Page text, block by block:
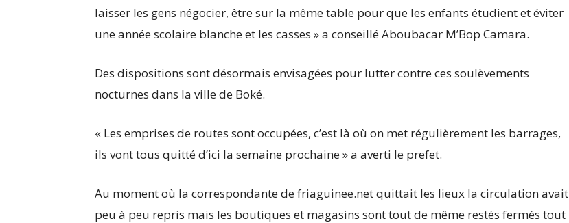
laisser les gens négocier, être sur la même table pour que les enfants étudient et éviter
une année scolaire blanche et les casses » a conseillé Aboubacar M’Bop Camara.
Des dispositions sont désormais envisagées pour lutter contre ces soulèvements
nocturnes dans la ville de Boké.
« Les emprises de routes sont occupées, c’est là où on met régulièrement les barrages,
ils vont tous quitté d’ici la semaine prochaine » a averti le prefet.
Au moment où la correspondante de friaguinee.net quittait les lieux la circulation avait
peu à peu repris mais les boutiques et magasins sont tout de même restés fermés tout